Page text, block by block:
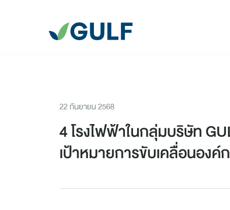
22 กันยายน 2568
4 โรงไฟฟ้าในกลุ่มบริษัท
เป้าหมายการขับเคลื่อนอง